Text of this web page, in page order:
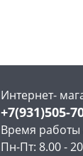
Интернет-
+7(931)505-
Время работы
Пн-Пт: 8.00 -
раз в